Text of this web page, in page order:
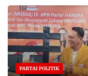
PARTAI POLITIK